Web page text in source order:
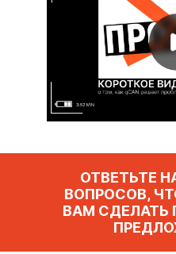
ОТВЕТЬТЕ
ВОПРОСОВ,
ВАМ СДЕЛАТЬ